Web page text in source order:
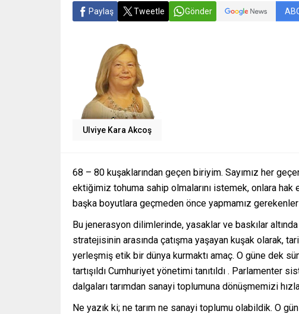
Paylaş Tweetle Gönder
Ulviye Kara Akcoş
68 – 80 kuşaklarından geçen biriyim. Sayımız her
ektiğimiz tohuma sahip olmalarını istemek, onlara hak
başka boyutlara geçmeden önce yapmamız gerekenler
Bu jenerasyon dilimlerinde, yasaklar ve baskılar
stratejisinin arasında çatışma yaşayan kuşak olarak,
yerleşmiş etik bir dünya kurmaktı amaç. O güne dek
tartışıldı Cumhuriyet yönetimi tanıtıldı . Parlamenter
dalgaları tarımdan sanayi toplumuna dönüşmemizi
Ne yazık ki; ne tarım ne sanayi toplumu olabildik. O